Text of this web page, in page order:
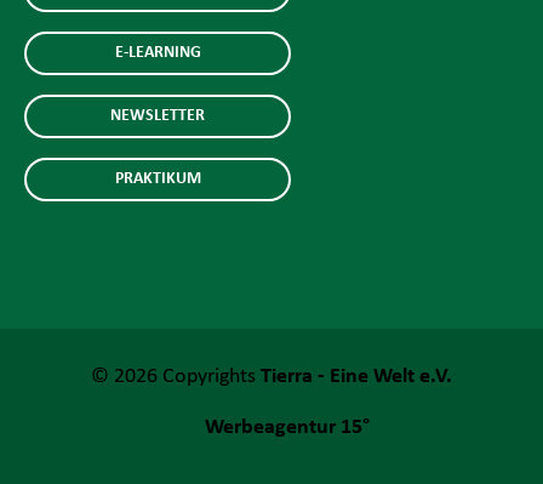
E-LEARNING
NEWSLETTER
PRAKTIKUM
© 2026 Copyrights Tierra - Eine Welt e.V.
Werbeagentur 15°